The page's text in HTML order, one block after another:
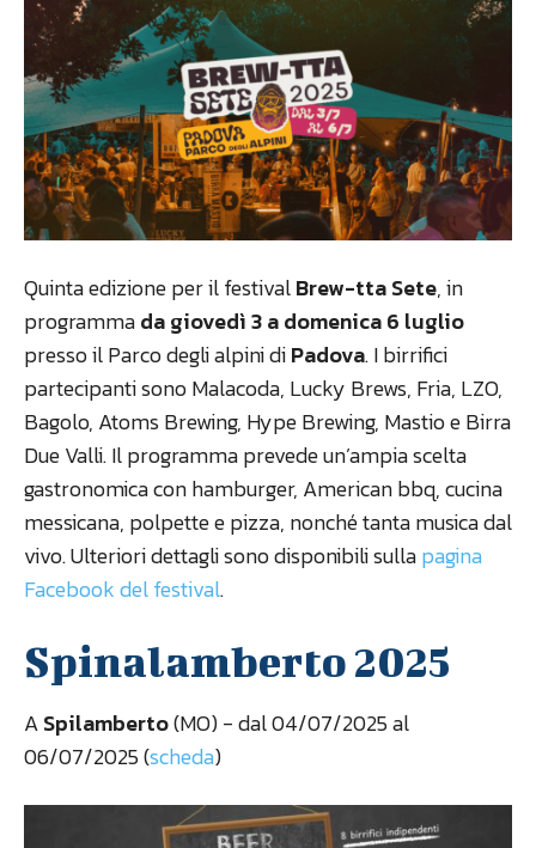
Quinta edizione per il festivalBrew-tta Sete, in
programmada giovedì 3 a domenica 6 luglio
presso il Parco degli alpini diPadova. I birrifici
partecipanti sono Malacoda, Lucky Brews, Fria, LZO,
Bagolo, Atoms Brewing, Hype Brewing, Mastio e Birra
Due Valli. Il programma prevede un’ampia scelta
gastronomica con hamburger, American bbq, cucina
messicana, polpette e pizza, nonché tanta musica dal
vivo. Ulteriori dettagli sono disponibili sullapagina
Facebook del festival.
Spinalamberto 2025
ASpilamberto(MO) - dal 04/07/2025 al
06/07/2025 (scheda)